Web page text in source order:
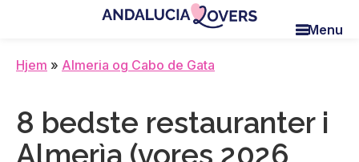
content
sidebar
blog
et
Manu
Menu
Hjem » Almeria og Cabo de Gata
8 bedste restauranter i
Almerìa (vores 2026